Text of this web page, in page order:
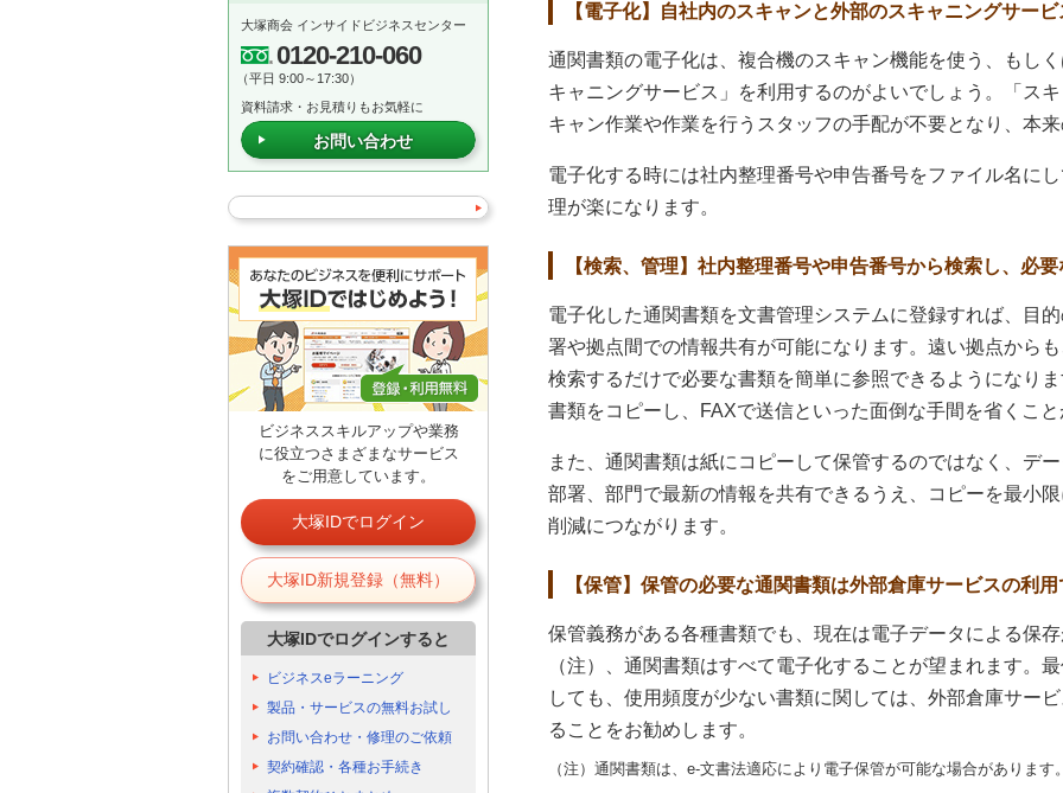
【電子化】自社内のスキャンと外部のスキャニングサー
通関書類の電子化は、複合機のスキャン機能を使う、もし
キャニングサービス」を利用するのがよいでしょう。「ス
キャン作業や作業を行うスタッフの手配が不要となり、本
電子化する時には社内整理番号や申告番号をファイル名に
理が楽になります。
【検索、管理】社内整理番号や申告番号から検索し、必
電子化した通関書類を文書管理システムに登録すれば、目
署や拠点間での情報共有が可能になります。遠い拠点から
検索するだけで必要な書類を簡単に参照できるようになり
書類をコピーし、FAXで送信といった面倒な手間を省くこ
また、通関書類は紙にコピーして保管するのではなく、デ
部署、部門で最新の情報を共有できるうえ、コピーを最小
削減につながります。
【保管】保管の必要な通関書類は外部倉庫サービスの利
保管義務がある各種書類でも、現在は電子データによる保
（注）、通関書類はすべて電子化することが望まれます。
しても、使用頻度が少ない書類に関しては、外部倉庫サー
ることをお勧めします。
（注）通関書類は、e-文書法適応により電子保管が可能な場合があります
大塚商会 インサイドビジネスセンター
0120-210-060
（平日 9:00～17:30）
資料請求・お見積りもお気軽に
お問い合わせ
ビジネススキルアップや業務
に役立つさまざまなサービス
をご用意しています。
大塚IDでログイン
大塚ID新規登録（無料）
大塚IDでログインすると
ビジネスeラーニング
製品・サービスの無料お試し
お問い合わせ・修理のご依頼
契約確認・各種お手続き